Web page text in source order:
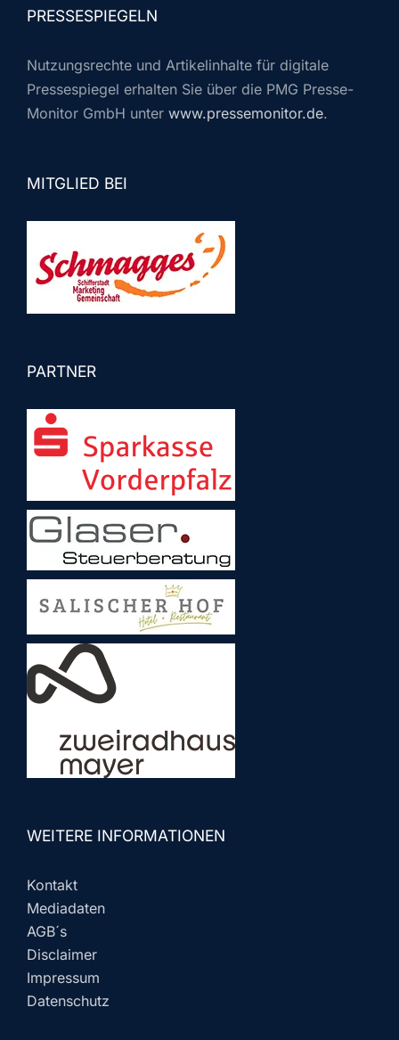
PRESSESPIEGELN
Nutzungsrechte und Artikelinhalte für digitale
Pressespiegel erhalten Sie über die PMG Presse-
Monitor GmbH unter www.pressemonitor.de.
MITGLIED BEI
PARTNER
WEITERE INFORMATIONEN
Kontakt
Mediadaten
AGB´s
Disclaimer
Impressum
Datenschutz